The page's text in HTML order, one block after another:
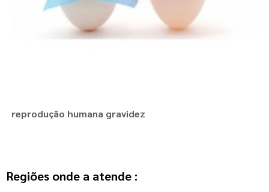
reprodução humana gravidez
Regiões onde a atende :